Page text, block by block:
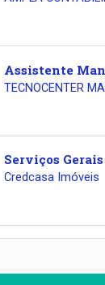
Assistente
TECNOCENTER
Serviços Gerais
Credcasa Imóveis